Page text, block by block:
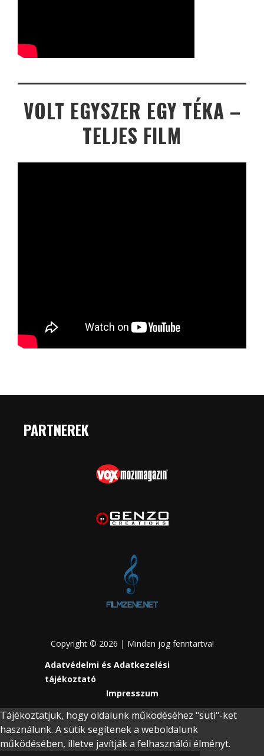
VOLT EGYSZER EGY TÉKA –
TELJES FILM
PARTNEREK
Copyright © 2026 | Minden jog fenntartva!
Adatvédelmi és Adatkezelési
tájékoztató
Impresszum
Tájékoztatjuk, hogy oldalunk működéséhez "süti"-ket
használunk. A sütik segítenek a weboldalunk
működésében, illetve javítják a felhasználói élményt.